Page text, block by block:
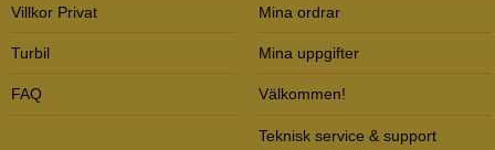
Villkor Privat
Turbil
FAQ
Mina ordrar
Mina uppgifter
Välkommen!
Teknisk service & support